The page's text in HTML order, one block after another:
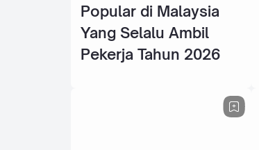
Popular di Malaysia
Yang Selalu Ambil
Pekerja Tahun 2026